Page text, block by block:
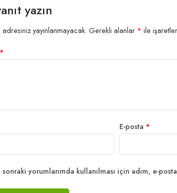
yazın
yayınlanmayacak. Gerekli alanlar * ile
*
E-posta *
sonraki yorumlarımda kullanılması için adım, e-